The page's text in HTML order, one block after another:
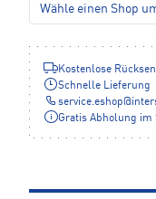
Wähle einen Shop
Kostenlose
Schnelle Lieferung
service.eshop@
Gratis Abholung im